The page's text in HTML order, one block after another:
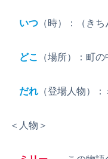
いつ （時）：（き
どこ （場所）：町
だれ （登場人物）
＜人物＞